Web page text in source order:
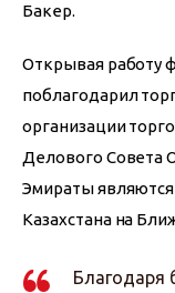
Бакер.
Открывая работу
поблагодарил
организации
Делового Совета
Эмираты
Казахстана на
Благодаря